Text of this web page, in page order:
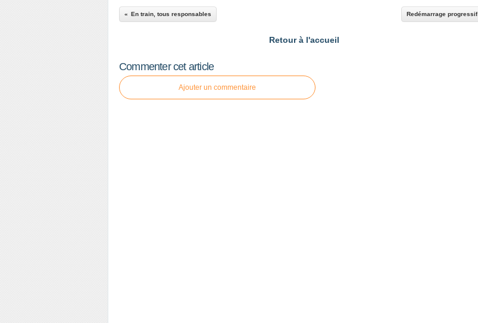
En train, tous responsables Redémarrage progressif
Retour à l'accueil
Commenter cet article
Ajouter un commentaire